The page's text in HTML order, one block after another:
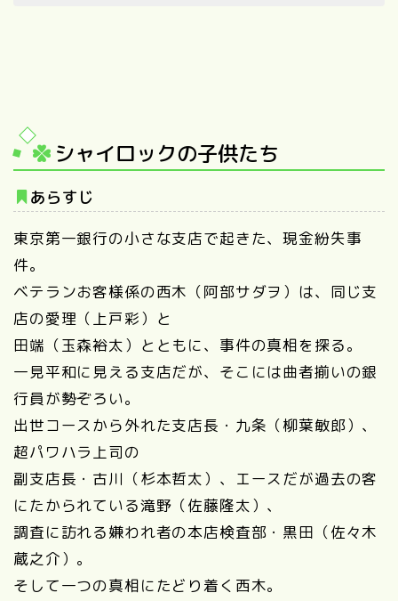
シャイロックの子供たち
あらすじ
東京第一銀行の小さな支店で起きた、現金紛失事
件。
ベテランお客様係の西木（阿部サダヲ）は、同じ支
店の愛理（上戸彩）と
田端（玉森裕太）とともに、事件の真相を探る。
一見平和に見える支店だが、そこには曲者揃いの銀
行員が勢ぞろい。
出世コースから外れた支店長・九条（柳葉敏郎）、
超パワハラ上司の
副支店長・古川（杉本哲太）、エースだが過去の客
にたかられている滝野（佐藤隆太）、
調査に訪れる嫌われ者の本店検査部・黒田（佐々木
蔵之介）。
そして一つの真相にたどり着く西木。